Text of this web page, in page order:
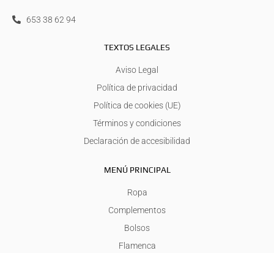
653 38 62 94
TEXTOS LEGALES
Aviso Legal
Política de privacidad
Política de cookies (UE)
Términos y condiciones
Declaración de accesibilidad
MENÚ PRINCIPAL
Ropa
Complementos
Bolsos
Flamenca